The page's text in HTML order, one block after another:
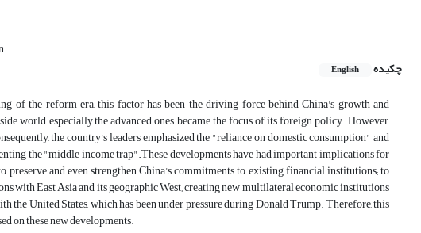
چکیده
English
of the reform era, this factor has been the driving force behind China's growth and
world, especially the advanced ones, became the focus of its foreign policy. However,
the country's leaders emphasized the "reliance on domestic consumption" and
the "middle income trap".These developments have had important implications for
and even strengthen China's commitments to existing financial institutions; to
with East Asia and its geographic West; creating new multilateral economic institutions
United States, which has been under pressure during Donald Trump. Therefore, this
on these new developments.